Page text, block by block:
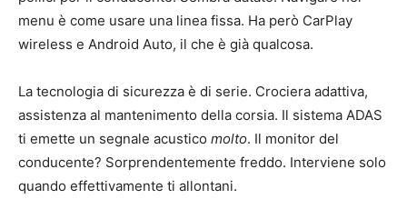
menu è come usare una linea fissa. Ha però CarPlay
wireless e Android Auto, il che è già qualcosa.
La tecnologia di sicurezza è di serie. Crociera adattiva,
assistenza al mantenimento della corsia. Il sistema ADAS
ti emette un segnale acustico molto. Il monitor del
conducente? Sorprendentemente freddo. Interviene solo
quando effettivamente ti allontani.